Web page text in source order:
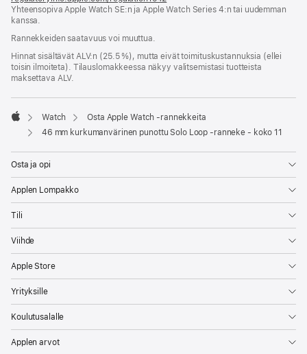
uuteen
Yhteensopiva Apple Watch SE:n ja Apple Watch Series 4:n tai uudemman
kanssa.
Rannekkeiden saatavuus voi muuttua.
Hinnat sisältävät ALV:n (25.5 %), mutta eivät toimitus­kustannuksia (ellei
toisin ilmoiteta). Tilauslomakkeessa näkyy valitsemistasi tuotteista
maksettava ALV.
Apple
Watch
Osta Apple Watch ‑rannekkeita
46 mm kurkumanvärinen punottu Solo Loop ‑ranneke - koko 11
Osta ja opi
Applen Lompakko
Tili
Viihde
Apple Store
Yrityksille
Koulutusalalle
Applen arvot